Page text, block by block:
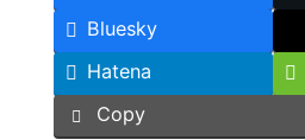
Bluesky
Hatena
Copy